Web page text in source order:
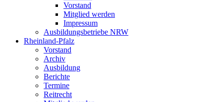
Vorstand
Mitglied werden
Impressum
Ausbildungsbetriebe NRW
Rheinland-Pfalz
Vorstand
Archiv
Ausbildung
Berichte
Termine
Reitrecht